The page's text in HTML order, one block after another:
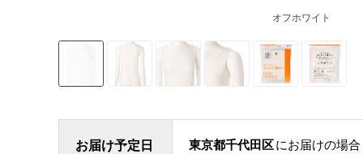
オフホワイト
お届け予定日 東京都千代田区にお届けの場合